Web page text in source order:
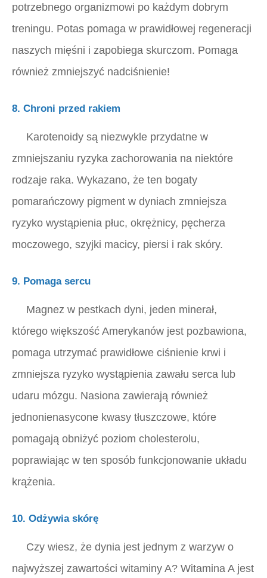
potrzebnego organizmowi po każdym dobrym
treningu. Potas pomaga w prawidłowej regeneracji
naszych mięśni i zapobiega skurczom. Pomaga
również zmniejszyć nadciśnienie!
8. Chroni przed rakiem
Karotenoidy są niezwykle przydatne w
zmniejszaniu ryzyka zachorowania na niektóre
rodzaje raka. Wykazano, że ten bogaty
pomarańczowy pigment w dyniach zmniejsza
ryzyko wystąpienia płuc, okrężnicy, pęcherza
moczowego, szyjki macicy, piersi i rak skóry.
9. Pomaga sercu
Magnez w pestkach dyni, jeden minerał,
którego większość Amerykanów jest pozbawiona,
pomaga utrzymać prawidłowe ciśnienie krwi i
zmniejsza ryzyko wystąpienia zawału serca lub
udaru mózgu. Nasiona zawierają również
jednonienasycone kwasy tłuszczowe, które
pomagają obniżyć poziom cholesterolu,
poprawiając w ten sposób funkcjonowanie układu
krążenia.
10. Odżywia skórę
Czy wiesz, że dynia jest jednym z warzyw o
najwyższej zawartości witaminy A? Witamina A jest